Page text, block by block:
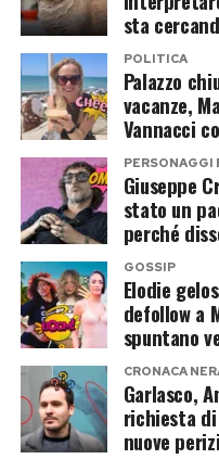
compagno che
Alejandro Martinez
vera carta a
Imprenditore
sentimentalmente a
mantenuto un
rispetto al
Proprio questa
gli autori. Da una
telecamere, alle
comunicazione
meno conosciuta dal
debuttare davanti a
sta
POLITICA
Palazzo
vacanze,
Vannacci
PERSONAGGI
Giuseppe
stato un
perché
GOSSIP
Elodie
defollow a
spuntano
CRONACA
Garlasco,
richiesta
nuove